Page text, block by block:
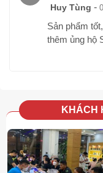
Khi mọi khung
Galaxy Z Flip4 được
khẩu độ lớn, Samsung
Huy Tùng -
Sản phẩm
thêm ủng hộ
KHÁCH